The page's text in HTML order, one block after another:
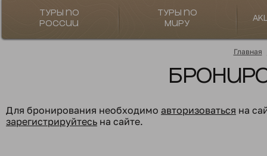
Туры по
России
Туры по
миру
Главная
Для бронирования необходимо авторизоваться на
зарегистрируйтесь на сайте.